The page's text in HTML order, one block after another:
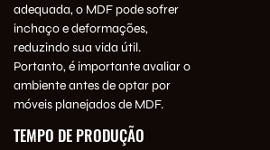
adequada, o MDF pode sofrer
inchaço e deformações,
reduzindo sua vida útil.
Portanto, é importante avaliar o
ambiente antes de optar por
móveis planejados de MDF.
TEMPO DE PRODUÇÃO